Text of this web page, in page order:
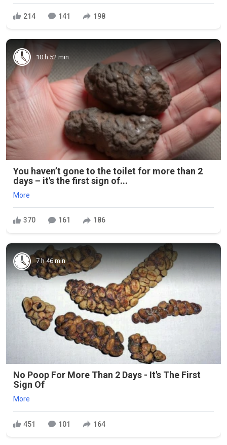
214 141 198
10 h 52 min
You haven’t gone to the toilet for more than 2
days – it's the first sign of...
More
370 161 186
7 h 46 min
No Poop For More Than 2 Days - It's The First
Sign Of
More
451 101 164